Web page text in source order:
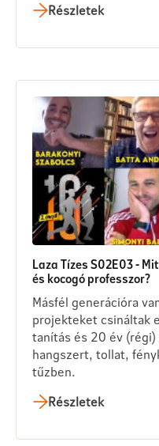
Részletek
Laza Tízes S02E03 -
és kocogó professzor?
Másfél generációra
projekteket csináltak
tanítás és 20 év
hangszert, tollat,
tűzben.
Részletek